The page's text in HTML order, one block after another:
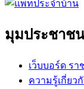
มุมประชาชน
เว็บบอร์ด รา
ความรู้เกี่ยว